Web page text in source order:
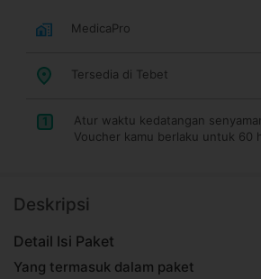
MedicaPro
Tersedia di Tebet
1
Atur waktu kedatangan
Voucher kamu berlaku untuk 60
Deskripsi
Detail Isi Paket
Yang termasuk dalam paket